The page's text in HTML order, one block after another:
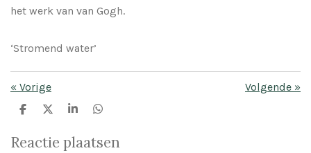
het werk van van Gogh.
‘Stromend water’
« Vorige Volgende »
D
e
D
e
l
S
a
r
D
e
Reactie plaatsen